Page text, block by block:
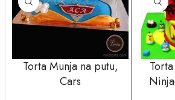
Torta Munja na putu,
Cars